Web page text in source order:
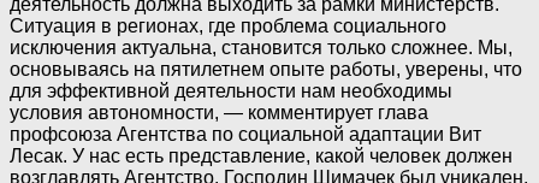
Ситуация в регионах, где проблема социального
исключения актуальна, становится только сложнее. Мы,
основываясь на пятилетнем опыте работы, уверены, что
для эффективной деятельности нам необходимы
условия автономности, — комментирует глава
профсоюза Агентства по социальной адаптации Вит
Лесак. У нас есть представление, какой человек должен
возглавлять Агентство. Господин Шимачек был уникален,